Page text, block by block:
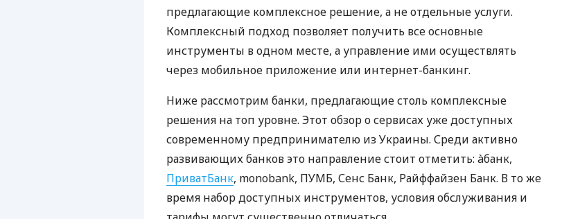
предлагающие комплексное решение, а не отдельные услуги.
Комплексный подход позволяет получить все основные
инструменты в одном месте, а управление ими осуществлять
через мобильное приложение или интернет-банкинг.
Ниже рассмотрим банки, предлагающие столь комплексные
решения на топ уровне. Этот обзор о сервисах уже доступных
современному предпринимателю из Украины. Среди активно
развивающих банков это направление стоит отметить: àбанк,
ПриватБанк, monobank, ПУМБ, Сенс Банк, Райффайзен Банк. В то же
время набор доступных инструментов, условия обслуживания и